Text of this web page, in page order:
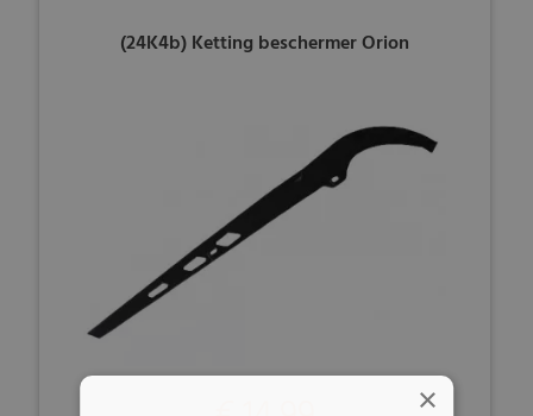
(24K4b) Ketting beschermer Orion
×